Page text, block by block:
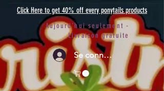
Click Here to get 40% off every ponytails products
Aujourd'hui seulement -
Livraison gratuite
Se connecter